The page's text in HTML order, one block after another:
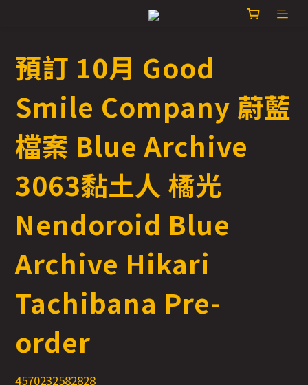
預訂 10月 Good
Smile Company 蔚藍
檔案 Blue Archive
3063黏土人 橘光
Nendoroid Blue
Archive Hikari
Tachibana Pre-
order
4570232582828